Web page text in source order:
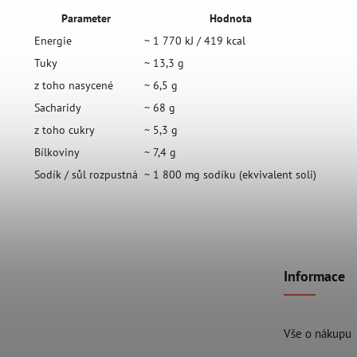
Parameter
Hodnota
Energie
~ 1 770 kJ / 419 kcal
Tuky
~ 13,3 g
z toho nasycené
~ 6,5 g
Sacharidy
~ 68 g
z toho cukry
~ 5,3 g
Bílkoviny
~ 7,4 g
Sodík / sůl rozpustná ~ 1 800 mg sodíku (ekvivalent soli)
Informace
Vše o nákupu